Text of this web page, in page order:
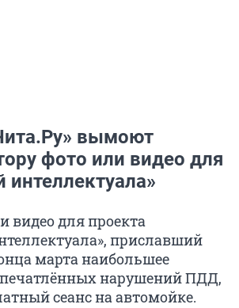
вымоют
фото или видео для
интеллектуала»
видео для проекта
приславший
марта наибольшее
нарушений ПДД,
сеанс на автомойке.